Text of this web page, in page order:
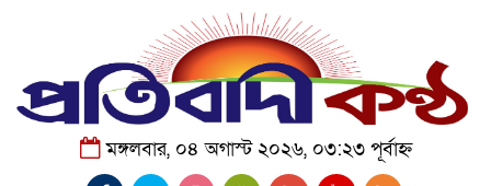
মঙ্গলবার, ০৪ অগাস্ট ২০২৬, ০৩:২৩ পূর্বাহ্ন